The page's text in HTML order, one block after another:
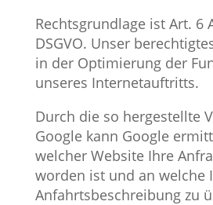
Rechtsgrundlage ist Art. 6
DSGVO. Unser
in der Optimierung der
unseres Internetauftritts.
Durch die so hergestellte
Google kann Google
welcher Website Ihre
worden ist und an welche
Anfahrtsbeschreibung zu